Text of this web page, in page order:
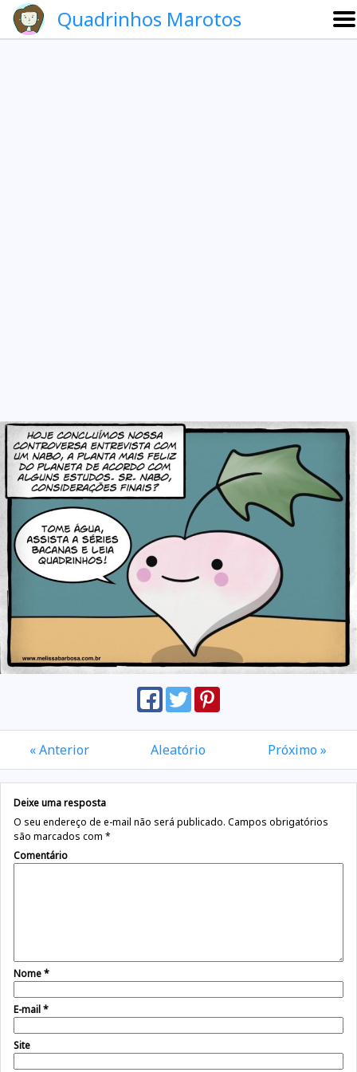
Quadrinhos Marotos
« Anterior Aleatório Próximo »
Deixe uma resposta
O seu endereço de e-mail não será publicado. Campos obrigatórios
são marcados com *
Comentário
Nome*
E-mail*
Site